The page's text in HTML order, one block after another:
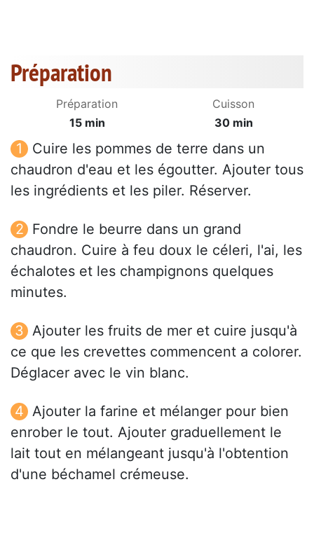
Préparation
Préparation
15 min
Cuisson
30 min
Cuire les pommes de terre dans un
chaudron d'eau et les égoutter. Ajouter tous
les ingrédients et les piler. Réserver.
Fondre le beurre dans un grand
chaudron. Cuire à feu doux le céleri, l'ai, les
échalotes et les champignons quelques
minutes.
Ajouter les fruits de mer et cuire jusqu'à
ce que les crevettes commencent a colorer.
Déglacer avec le vin blanc.
Ajouter la farine et mélanger pour bien
enrober le tout. Ajouter graduellement le
lait tout en mélangeant jusqu'à l'obtention
d'une béchamel crémeuse.